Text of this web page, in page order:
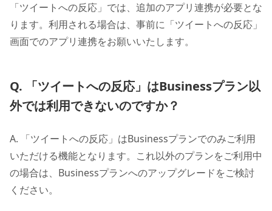
「ツイートへの反応」では、追加のアプリ連携が必要とな
ります。利用される場合は、事前に「ツイートへの反応」
画面でのアプリ連携をお願いいたします。
Q. 「ツイートへの反応」はBusinessプラン以
外では利用できないのですか？
A. 「ツイートへの反応」はBusinessプランでのみご利用
いただける機能となります。これ以外のプランをご利用中
の場合は、Businessプランへのアップグレードをご検討
ください。